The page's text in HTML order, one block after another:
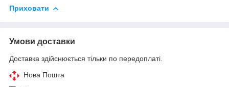
Приховати
Умови доставки
Доставка здійснюється тільки по передоплаті.
Нова Пошта